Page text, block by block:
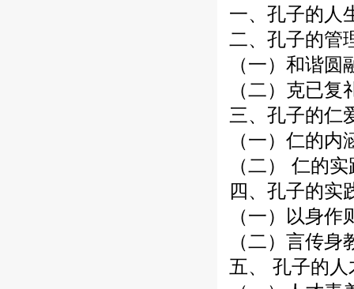
一、孔子的人
二、孔子的管
（一）和谐圆
（二）克已复
三、孔子的仁
（一）仁的
（二） 仁的
四、孔子的实
（一）以身作
（二）言传身
五、 孔子的人